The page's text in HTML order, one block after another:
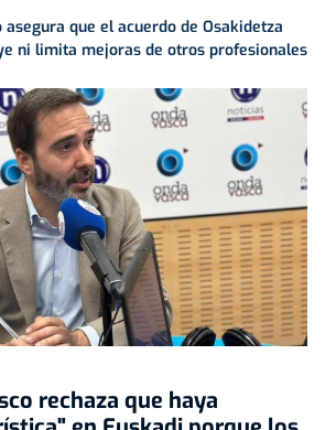
asegura que el acuerdo de Osakidetza
ni limita mejoras de otros profesionales
rechaza que haya